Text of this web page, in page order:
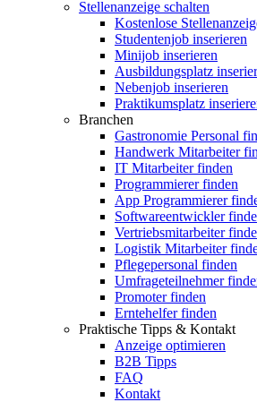
Stellenanzeige schalten
Kostenlose
Studentenjob inserieren
Minijob inserieren
Ausbildungsplatz
Nebenjob inserieren
Praktikumsplatz
Branchen
Gastronomie Personal
Handwerk Mitarbeiter
IT Mitarbeiter finden
Programmierer finden
App Programmierer
Softwareentwickler
Vertriebsmitarbeiter
Logistik Mitarbeiter
Pflegepersonal finden
Umfrageteilnehmer
Promoter finden
Erntehelfer finden
Praktische Tipps & Kontakt
Anzeige optimieren
B2B Tipps
FAQ
Kontakt